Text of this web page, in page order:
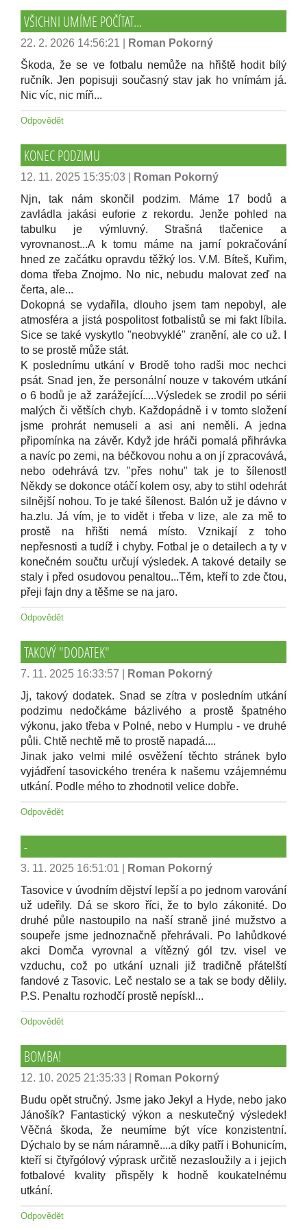
VŠICHNI UMÍME POČÍTAT...
22. 2. 2026 14:56:21
Roman Pokorný
Škoda, že se ve fotbalu nemůže na hřiště hodit bílý
ručník. Jen popisuji současný stav jak ho vnímám já.
Nic víc, nic míň...
Odpovědět
KONEC PODZIMU
12. 11. 2025 15:35:03
Roman Pokorný
Njn, tak nám skončil podzim. Máme 17 bodů a
zavládla jakási euforie z rekordu. Jenže pohled na
tabulku je výmluvný. Strašná tlačenice a
vyrovnanost...A k tomu máme na jarní pokračování
hned ze začátku opravdu těžký los. V.M. Bíteš, Kuřim,
doma třeba Znojmo. No nic, nebudu malovat zeď na
čerta, ale...
Dokopná se vydařila, dlouho jsem tam nepobyl, ale
atmosféra a jistá pospolitost fotbalistů se mi fakt líbila.
Sice se také vyskytlo "neobvyklé" zranění, ale co už. I
to se prostě může stát.
K poslednímu utkání v Brodě toho radši moc nechci
psát. Snad jen, že personální nouze v takovém utkání
o 6 bodů je až zarážející.....Výsledek se zrodil po sérii
malých či větších chyb. Každopádně i v tomto složení
jsme prohrát nemuseli a asi ani neměli. A jedna
připomínka na závěr. Když jde hráči pomalá přihrávka
a navíc po zemi, na béčkovou nohu a on jí zpracovává,
nebo odehrává tzv. "přes nohu" tak je to šílenost!
Někdy se dokonce otáčí kolem osy, aby to stihl odehrát
silnější nohou. To je také šílenost. Balón už je dávno v
ha.zlu. Já vím, je to vidět i třeba v lize, ale za mě to
prostě na hřišti nemá místo. Vznikají z toho
nepřesnosti a tudíž i chyby. Fotbal je o detailech a ty v
konečném součtu určují výsledek. A takové detaily se
staly i před osudovou penaltou...Těm, kteří to zde čtou,
přeji fajn dny a těšme se na jaro.
Odpovědět
TAKOVÝ "DODATEK"
7. 11. 2025 16:33:57
Roman Pokorný
Jj, takový dodatek. Snad se zítra v posledním utkání
podzimu nedočkáme bázlivého a prostě špatného
výkonu, jako třeba v Polné, nebo v Humplu - ve druhé
půli. Chtě nechtě mě to prostě napadá....
Jinak jako velmi milé osvěžení těchto stránek bylo
vyjádření tasovického trenéra k našemu vzájemnému
utkání. Podle mého to zhodnotil velice dobře.
Odpovědět
-
3. 11. 2025 16:51:01
Roman Pokorný
Tasovice v úvodním dějství lepší a po jednom varování
už udeřily. Dá se skoro říci, že to bylo zákonité. Do
druhé půle nastoupilo na naší straně jiné mužstvo a
soupeře jsme jednoznačně přehrávali. Po lahůdkové
akci Domča vyrovnal a vítězný gól tzv. visel ve
vzduchu, což po utkání uznali již tradičně přátelští
fandové z Tasovic. Leč nestalo se a tak se body dělily.
P.S. Penaltu rozhodčí prostě nepískl...
Odpovědět
BOMBA!
12. 10. 2025 21:35:33
Roman Pokorný
Budu opět stručný. Jsme jako Jekyl a Hyde, nebo jako
Jánošík? Fantastický výkon a neskutečný výsledek!
Věčná škoda, že neumíme být více konzistentní.
Dýchalo by se nám náramně....a díky patří i Bohunicím,
kteří si čtyřgólový výprask určitě nezasloužily a i jejich
fotbalové kvality přispěly k hodně koukatelnému
utkání.
Odpovědět